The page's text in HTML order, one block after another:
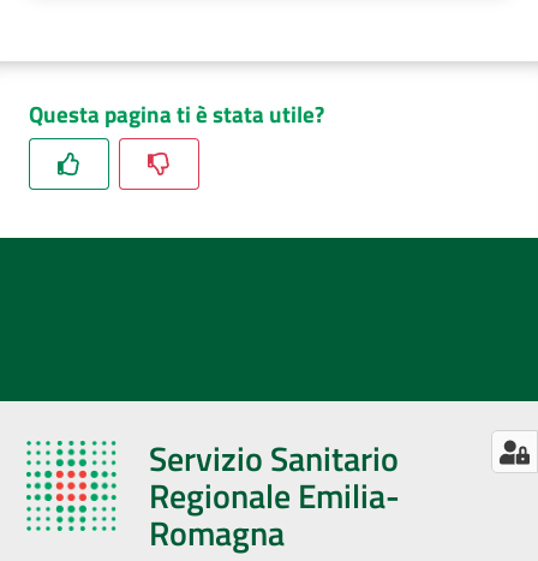
Questa pagina ti è stata utile?
Servizio Sanitario
Regionale Emilia-
Romagna